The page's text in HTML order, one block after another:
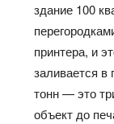
здание 100
принтера, и
заливается в
тонн— это
объект до